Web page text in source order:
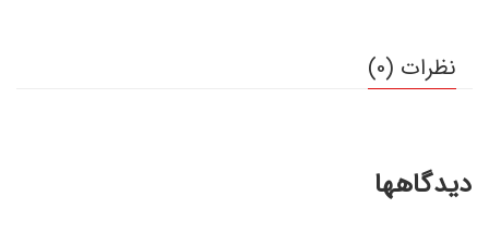
نظرات (0)
دیدگاهها